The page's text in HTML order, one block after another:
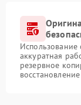
аккуратная
резервное